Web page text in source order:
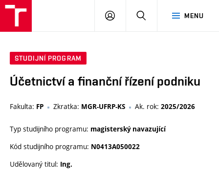
MENU
PŘIHLÁSIT
STUDIJNÍ PROGRAM
Účetnictví a finanční řízení podniku
Fakulta: FP Zkratka: MGR-UFRP-KS Ak. rok: 2025/2026
Typ studijního programu: magisterský navazující
Kód studijního programu: N0413A050022
Udělovaný titul: Ing.